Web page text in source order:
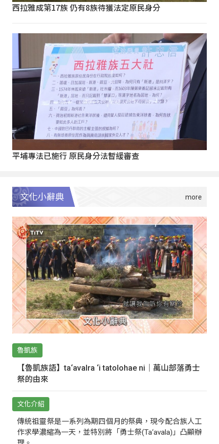
西拉雅成第17族 仍有8族待獲法定原民身分
平埔專法已施行 原民身分法暫緩審查
文化小辭典
魯凱族
【魯凱族語】ta‘avalra ‘i tatolohae ni｜萬山部落勇士
祭的由來
文化介紹
傳統祖靈祭是一系列為期四個月的祭典，現今配合族人工
作求學濃縮為一天，並特別將「勇士祭(Ta‘avala)」凸顯辦